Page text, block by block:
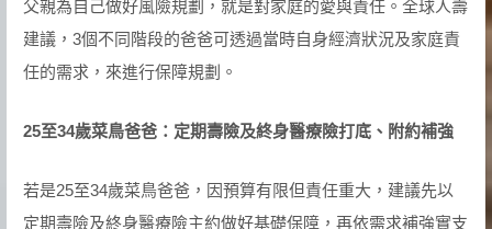
父親為自己做好風險規劃，就是對家庭的愛與責任。全球人壽
建議，3個不同階段的爸爸可透過當時自身經濟狀況及家庭責
任的需求，來進行保障規劃。
25至34歲菜鳥爸爸：定期壽險及終身醫療險打底、附約補強
若是25至34歲菜鳥爸爸，因預算有限但責任重大，建議先以
定期壽險及終身醫療險主約做好基礎保障，再依需求補強實支